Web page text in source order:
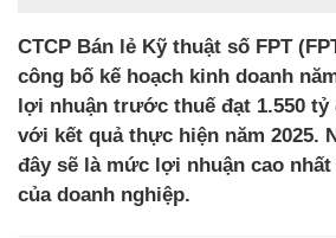
CTCP Bán lẻ Kỹ thuật số FPT
công bố kế hoạch kinh doanh
lợi nhuận trước thuế đạt 1.550 tỷ
với kết quả thực hiện năm 2025.
đây sẽ là mức lợi nhuận cao
của doanh nghiệp.